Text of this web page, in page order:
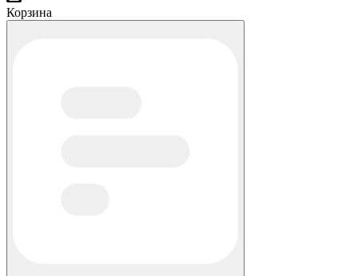
Корзина